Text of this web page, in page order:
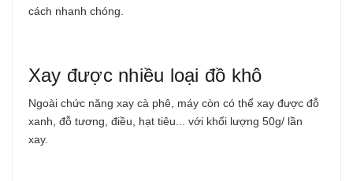
cách nhanh chóng.
Xay được nhiều loại đồ khô
Ngoài chức năng xay cà phê, máy còn có thể xay được đỗ
xanh, đỗ tương, điều, hạt tiêu... với khối lượng 50g/ lần
xay.